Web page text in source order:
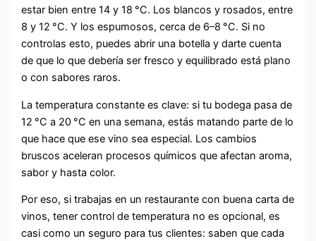
estar bien entre 14 y 18 °C. Los blancos y rosados, entre
8 y 12 °C. Y los espumosos, cerca de 6–8 °C. Si no
controlas esto, puedes abrir una botella y darte cuenta
de que lo que debería ser fresco y equilibrado está plano
o con sabores raros.
La temperatura constante es clave: si tu bodega pasa de
12 °C a 20 °C en una semana, estás matando parte de lo
que hace que ese vino sea especial. Los cambios
bruscos aceleran procesos químicos que afectan aroma,
sabor y hasta color.
Por eso, si trabajas en un restaurante con buena carta de
vinos, tener control de temperatura no es opcional, es
casi como un seguro para tus clientes: saben que cada